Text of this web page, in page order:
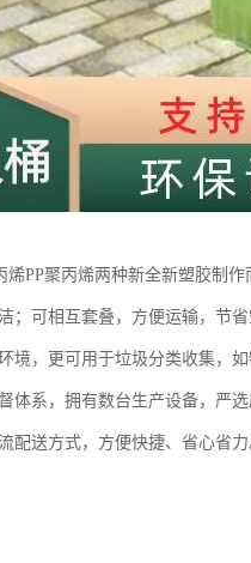
PP聚丙烯两种新全新塑胶制
；可相互套叠，方便运输，节
境，更可用于垃圾分类收集，如
体系，拥有数台生产设备，严
配送方式，方便快捷、省心省力